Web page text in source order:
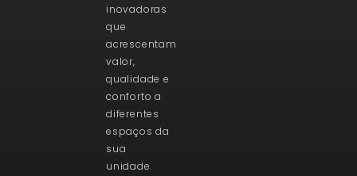
inovadoras
que
acrescentam
valor,
qualidade e
conforto a
diferentes
espaços da
sua
unidade